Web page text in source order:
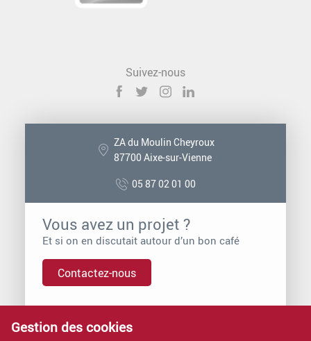
Suivez-nous
ZA du Moulin Cheyroux
87700 Aixe-sur-Vienne
05 87 02 01 00
Vous avez un projet ?
Et si on en discutait autour d’un bon café
Contactez-nous
Vous voulez rejoindre Proximit ?
Gestion des cookies